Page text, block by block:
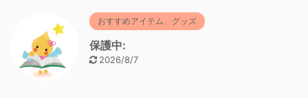
おすすめアイテム、グッズ
保護中:
2026/8/7